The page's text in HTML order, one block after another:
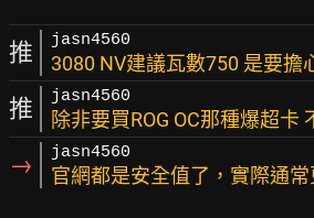
推 jasn4560
3080 NV建議瓦數750 是要擔
推 jasn4560
除非要買ROG OC那種爆超卡
→ jasn4560
官網都是安全值了，實際通